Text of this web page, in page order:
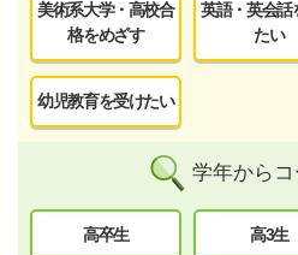
美術系大学・高校合
格をめざす
英語・英会話
たい
幼児教育を受けたい
学年から
高卒生 高3生